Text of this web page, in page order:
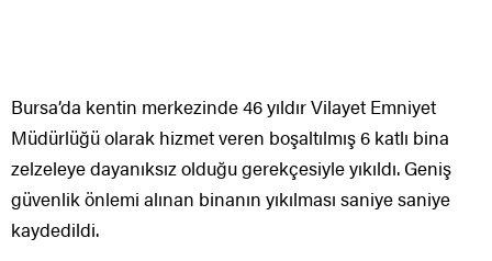
Bursa’da kentin merkezinde 46 yıldır Vilayet Emniyet
Müdürlüğü olarak hizmet veren boşaltılmış 6 katlı bina
zelzeleye dayanıksız olduğu gerekçesiyle yıkıldı. Geniş
güvenlik önlemi alınan binanın yıkılması saniye saniye
kaydedildi.